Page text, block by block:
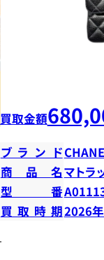
買取金額
ブランド
商品名マトラ
型番
買取時期2026